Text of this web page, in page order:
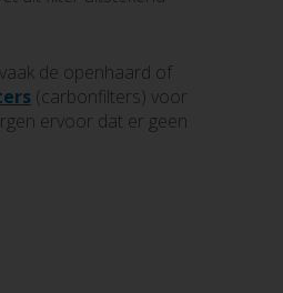
de openhaard of
(carbonfilters) voor
ervoor dat er geen